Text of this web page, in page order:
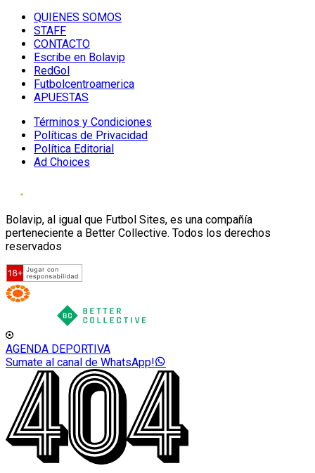
QUIENES SOMOS
STAFF
CONTACTO
Escribe en Bolavip
RedGol
Futbolcentroamerica
APUESTAS
Términos y Condiciones
Políticas de Privacidad
Política Editorial
Ad Choices
Bolavip, al igual que Futbol Sites, es una compañía
perteneciente a Better Collective. Todos los derechos
reservados
AGENDA DEPORTIVA
Sumate al canal de WhatsApp!